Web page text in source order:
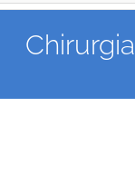
Chirurgia